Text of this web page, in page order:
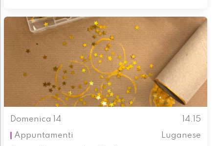
Domenica 14
14.15
Appuntamenti
Luganese